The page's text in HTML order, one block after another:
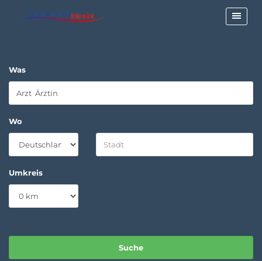
Was
Wo
Umkreis